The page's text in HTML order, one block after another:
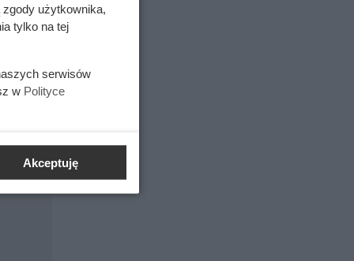
użytkownika,
tylko na tej
serwisów
w Polityce
Akceptuję